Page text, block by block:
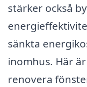
stärker också
sänkta
inomhus. Här
renovera